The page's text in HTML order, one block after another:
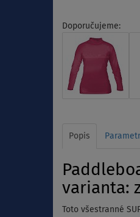
Doporučujeme:
Popis
varianta:
Toto všestranné